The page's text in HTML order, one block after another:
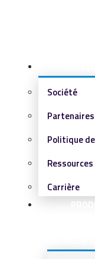
Société
Partenaires
Politique
Ressources
Carrière